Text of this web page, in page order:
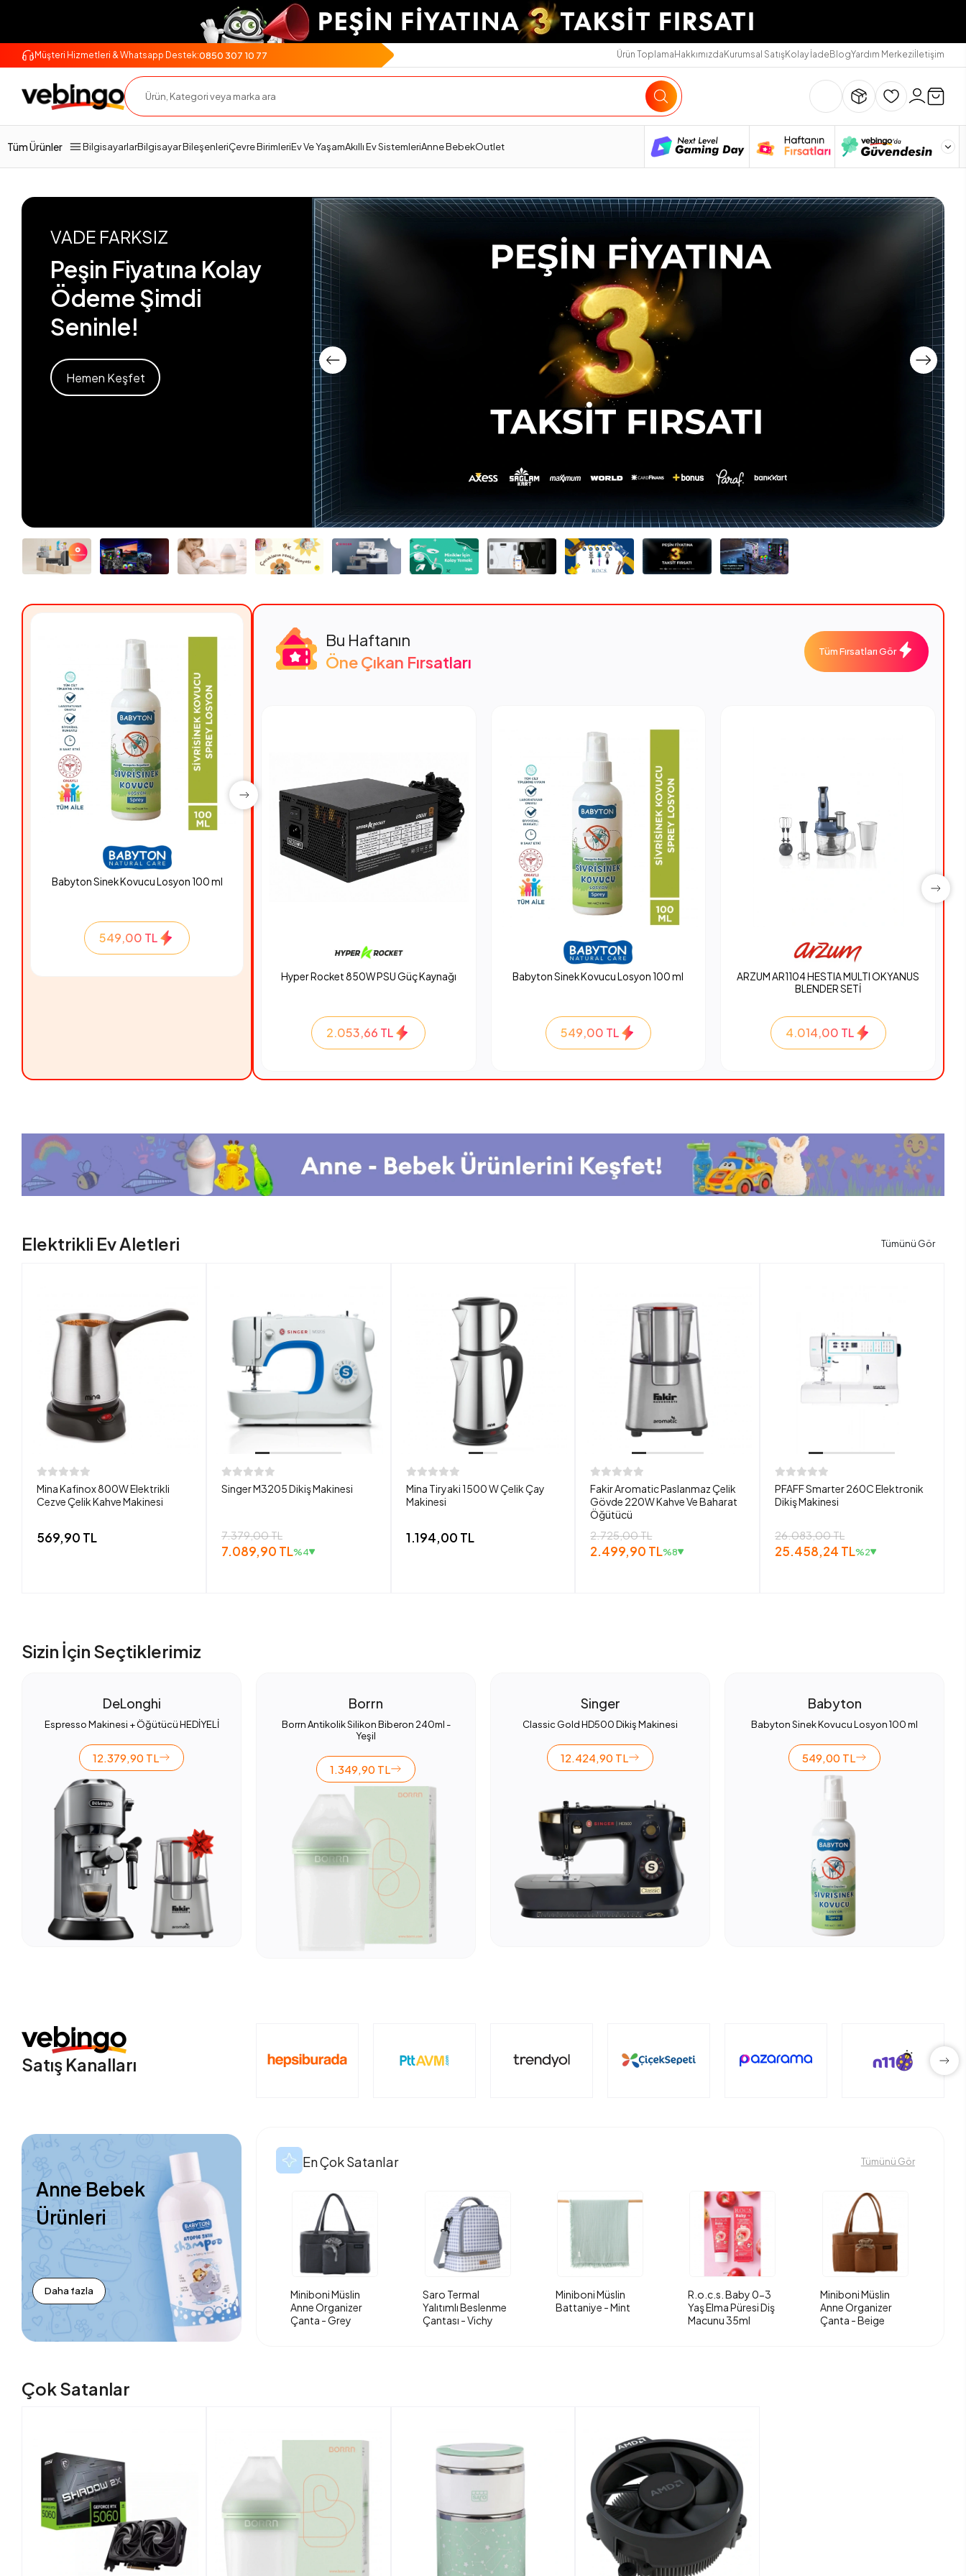
Müşteri Hizmetleri & Whatsapp Destek:0850 307 10 77 Ürün ToplamaHakkımızdaKurumsal SatışKolay İadeBlogYardım Merkeziİletişim
Tüm Ürünler BilgisayarlarBilgisayar BileşenleriÇevre BirimleriEv Ve YaşamAkıllı Ev SistemleriAnne BebekOutlet
VADE FARKSIZ
Peşin Fiyatına Kolay
Ödeme Şimdi
Seninle!
Hemen Keşfet
Babyton Sinek Kovucu Losyon 100 ml
549,00 TL
Hyper Rocket 850W PSU Güç Kaynağı
Bu Haftanın
Öne Çıkan Fırsatları
Tüm Fırsatları Gör
Hyper Rocket 850W PSU Güç Kaynağı
2.053,66 TL
Babyton Sinek Kovucu Losyon 100 ml
549,00 TL
ARZUM AR1104 HESTIA MULTI OKYANUS
BLENDER SETİ
4.014,00 TL
Elektrikli Ev Aletleri Tümünü Gör
Mina Kafinox 800W Elektrikli
Cezve Çelik Kahve Makinesi
569,90 TL
Singer M3205 Dikiş Makinesi
7.379,00 TL
7.089,90 TL%4
Mina Tiryaki 1500 W Çelik Çay
Makinesi
1.194,00 TL
Fakir Aromatic Paslanmaz Çelik
Gövde 220W Kahve Ve Baharat
Öğütücü
2.725,00 TL
2.499,90 TL%8
PFAFF Smarter 260C Elektronik
Dikiş Makinesi
26.083,00 TL
25.458,24 TL%2
Sizin İçin Seçtiklerimiz
DeLonghi
Espresso Makinesi + Öğütücü HEDİYELİ
12.379,90 TL
Borrn
Borrn Antikolik Silikon Biberon 240ml -
Yeşil
1.349,90 TL
Singer
Classic Gold HD500 Dikiş Makinesi
12.424,90 TL
Babyton
Babyton Sinek Kovucu Losyon 100 ml
549,00 TL
Satış Kanalları
Anne Bebek
Ürünleri
Daha fazla
En Çok Satanlar Tümünü Gör
Miniboni Müslin
Anne Organizer
Çanta - Grey
Saro Termal
Yalıtımlı Beslenme
Çantası - Vichy
Miniboni Müslin
Battaniye - Mint
R.o.c.s. Baby 0-3
Yaş Elma Püresi Diş
Macunu 35ml
Miniboni Müslin
Anne Organizer
Çanta - Beige
Çok Satanlar